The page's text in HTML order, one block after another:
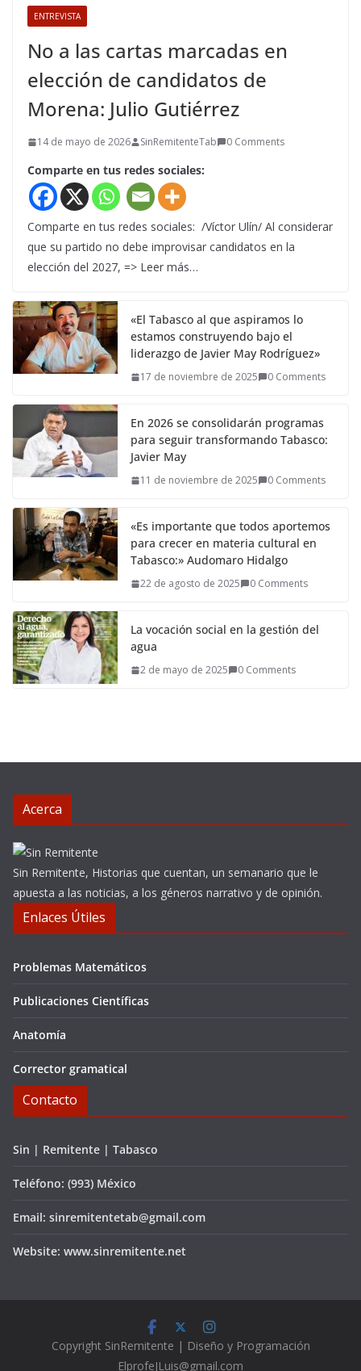
ENTREVISTA
No a las cartas marcadas en
elección de candidatos de
Morena: Julio Gutiérrez
14 de mayo de 2026 SinRemitenteTab 0 Comments
Comparte en tus redes sociales:
Comparte en tus redes sociales: /Víctor Ulín/ Al considerar
que su partido no debe improvisar candidatos en la
elección del 2027, => Leer más…
«El Tabasco al que aspiramos lo
estamos construyendo bajo el
liderazgo de Javier May Rodríguez»
17 de noviembre de 2025 0 Comments
En 2026 se consolidarán programas
para seguir transformando Tabasco:
Javier May
11 de noviembre de 2025 0 Comments
«Es importante que todos aportemos
para crecer en materia cultural en
Tabasco:» Audomaro Hidalgo
22 de agosto de 2025 0 Comments
La vocación social en la gestión del
agua
2 de mayo de 2025 0 Comments
Acerca
Sin Remitente, Historias que cuentan, un semanario que le
apuesta a las noticias, a los géneros narrativo y de opinión.
Enlaces Útiles
Problemas Matemáticos
Publicaciones Científicas
Anatomía
Corrector gramatical
Contacto
Sin | Remitente | Tabasco
Teléfono: (993) México
Email: sinremitentetab@gmail.com
Website: www.sinremitente.net
Copyright SinRemitente | Diseño y Programación
ElprofeJLuis@gmail.com